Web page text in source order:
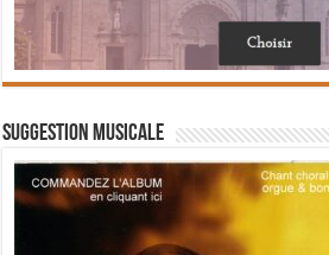
Suggestion musicale